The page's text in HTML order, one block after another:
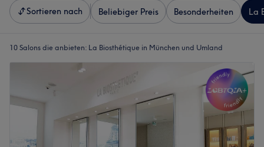
Sortieren nach Beliebiger Preis Besonderheiten La
10 Salons die anbieten: La Biosthétique in München und Umland